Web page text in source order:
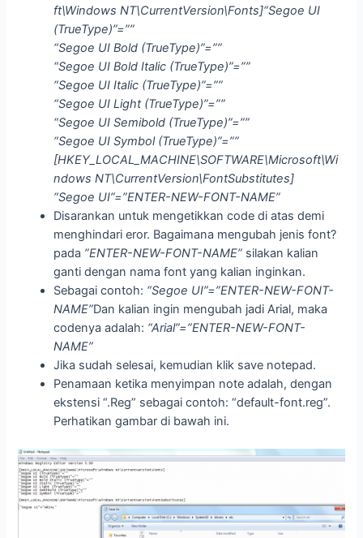
ft\Windows NT\CurrentVersion\Fonts]“Segoe UI
(TrueType)”=””
“Segoe UI Bold (TrueType)”=””
“Segoe UI Bold Italic (TrueType)”=””
“Segoe UI Italic (TrueType)”=””
“Segoe UI Light (TrueType)”=””
“Segoe UI Semibold (TrueType)”=””
“Segoe UI Symbol (TrueType)”=””
[HKEY_LOCAL_MACHINE\SOFTWARE\Microsoft\Wi
ndows NT\CurrentVersion\FontSubstitutes]
“Segoe UI”=”ENTER-NEW-FONT-NAME”
Disarankan untuk mengetikkan code di atas demi
menghindari eror. Bagaimana mengubah jenis font?
pada ”ENTER-NEW-FONT-NAME” silakan kalian
ganti dengan nama font yang kalian inginkan.
Sebagai contoh: “Segoe UI”=”ENTER-NEW-FONT-
NAME”Dan kalian ingin mengubah jadi Arial, maka
codenya adalah: “Arial”=”ENTER-NEW-FONT-
NAME”
Jika sudah selesai, kemudian klik save notepad.
Penamaan ketika menyimpan note adalah, dengan
ekstensi “.Reg” sebagai contoh: “default-font.reg”.
Perhatikan gambar di bawah ini.